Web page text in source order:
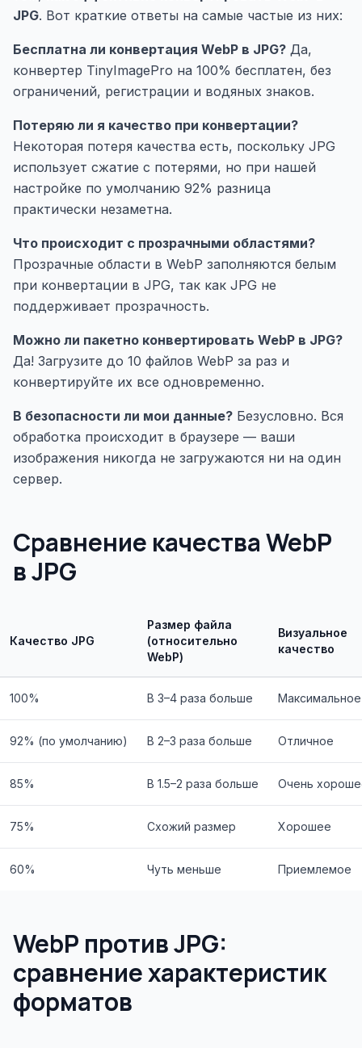
JPG. Вот краткие ответы на самые частые из них:
Бесплатна ли конвертация WebP в JPG? Да,
конвертер TinyImagePro на 100% бесплатен, без
ограничений, регистрации и водяных знаков.
Потеряю ли я качество при конвертации?
Некоторая потеря качества есть, поскольку JPG
использует сжатие с потерями, но при нашей
настройке по умолчанию 92% разница
практически незаметна.
Что происходит с прозрачными областями?
Прозрачные области в WebP заполняются белым
при конвертации в JPG, так как JPG не
поддерживает прозрачность.
Можно ли пакетно конвертировать WebP в JPG?
Да! Загрузите до 10 файлов WebP за раз и
конвертируйте их все одновременно.
В безопасности ли мои данные? Безусловно. Вся
обработка происходит в браузере — ваши
изображения никогда не загружаются ни на один
сервер.
Сравнение качества WebP
в JPG
Качество JPG
Размер файла
(относительно
WebP)
Визуальное
качество
100% В 3–4 раза больше Максимальное
92% (по умолчанию) В 2–3 раза больше Отличное
85% В 1.5–2 раза больше Очень
75% Схожий размер Хорошее
60% Чуть меньше Приемлемое
WebP против JPG:
сравнение характеристик
форматов